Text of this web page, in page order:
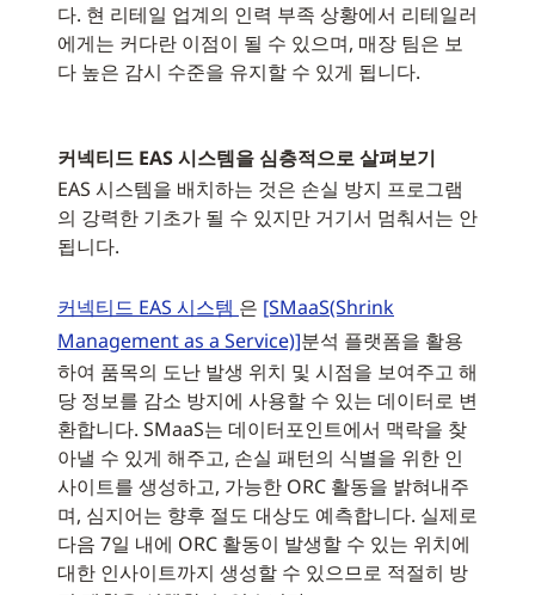
다. 현 리테일 업계의 인력 부족 상황에서 리테일러
에게는 커다란 이점이 될 수 있으며, 매장 팀은 보
다 높은 감시 수준을 유지할 수 있게 됩니다.
커넥티드 EAS 시스템을 심층적으로 살펴보기
EAS 시스템을 배치하는 것은 손실 방지 프로그램
의 강력한 기초가 될 수 있지만 거기서 멈춰서는 안
됩니다.
커넥티드 EAS 시스템 은 [SMaaS(Shrink
Management as a Service)]분석 플랫폼을 활용
하여 품목의 도난 발생 위치 및 시점을 보여주고 해
당 정보를 감소 방지에 사용할 수 있는 데이터로 변
환합니다. SMaaS는 데이터포인트에서 맥락을 찾
아낼 수 있게 해주고, 손실 패턴의 식별을 위한 인
사이트를 생성하고, 가능한 ORC 활동을 밝혀내주
며, 심지어는 향후 절도 대상도 예측합니다. 실제로
다음 7일 내에 ORC 활동이 발생할 수 있는 위치에
대한 인사이트까지 생성할 수 있으므로 적절히 방